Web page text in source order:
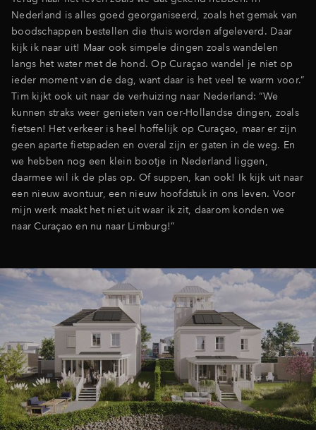
Nederland is alles goed georganiseerd, zoals het gemak van
boodschappen bestellen die thuis worden afgeleverd. Daar
kijk ik naar uit! Maar ook simpele dingen zoals wandelen
langs het water met de hond. Op Curaçao wandel je niet op
ieder moment van de dag, want daar is het veel te warm voor.”
Tim kijkt ook uit naar de verhuizing naar Nederland: “We
kunnen straks weer genieten van oer-Hollandse dingen, zoals
fietsen! Het verkeer is heel hoffelijk op Curaçao, maar er zijn
geen aparte fietspaden en overal zijn er gaten in de weg. En
we hebben nog een klein bootje in Nederland liggen,
daarmee wil ik de plas op. Of suppen, kan ook! Ik kijk uit naar
een nieuw avontuur, een nieuw hoofdstuk in ons leven. Voor
mijn werk maakt het niet uit waar ik zit, daarom konden we
naar Curaçao en nu naar Limburg!”